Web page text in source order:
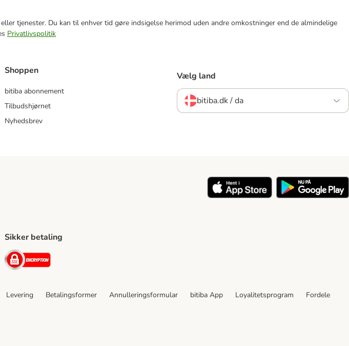
tjenester. Du kan til enhver tid gøre indsigelse herimod uden andre omkostninger end de almindelige
Privatlivspolitik
Shoppen
bitiba abonnement
Tilbudshjørnet
Nyhedsbrev
Vælg land
bitiba.dk / da
Sikker betaling
Security
Levering Betalingsformer Annulleringsformular bitiba App Loyalitetsprogram
Fordele